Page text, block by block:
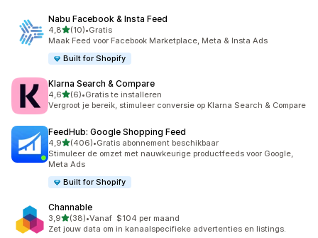
Nabu Facebook & Insta Feed
4,8van 5 sterren
(10)
10 recensies in totaal
•Gratis
Maak Feed voor Facebook Marketplace, Meta & Insta Ads
Built for Shopify
Klarna Search & Compare
4,6van 5 sterren
(6)
6 recensies in totaal
•Gratis te installeren
Vergroot je bereik, stimuleer conversie op Klarna Search & Compare
FeedHub: Google Shopping Feed
4,9van 5 sterren
(406)
406 recensies in totaal
•Gratis abonnement beschikbaar
Stimuleer de omzet met nauwkeurige productfeeds voor Google,
Meta Ads
Built for Shopify
Channable
3,9van 5 sterren
(38)
38 recensies in totaal
•Vanaf $104 per maand
Zet jouw data om in kanaalspecifieke advertenties en listings.